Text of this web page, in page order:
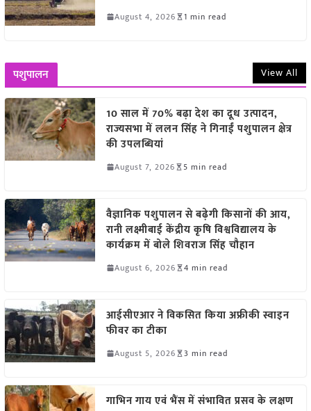
August 4, 2026 1 min read
पशुपालन View All
10 साल में 70% बढ़ा देश का दूध उत्पादन,
राज्यसभा में ललन सिंह ने गिनाईं पशुपालन क्षेत्र
की उपलब्धियां
August 7, 2026 5 min read
वैज्ञानिक पशुपालन से बढ़ेगी किसानों की आय,
रानी लक्ष्मीबाई केंद्रीय कृषि विश्वविद्यालय के
कार्यक्रम में बोले शिवराज सिंह चौहान
August 6, 2026 4 min read
आईसीएआर ने विकसित किया अफ्रीकी स्वाइन
फीवर का टीका
August 5, 2026 3 min read
गाभिन गाय एवं भैंस में संभावित प्रसव के लक्षण